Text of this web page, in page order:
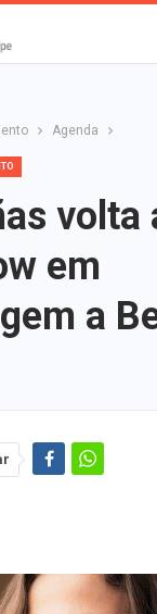
Agenda
volta
em
a